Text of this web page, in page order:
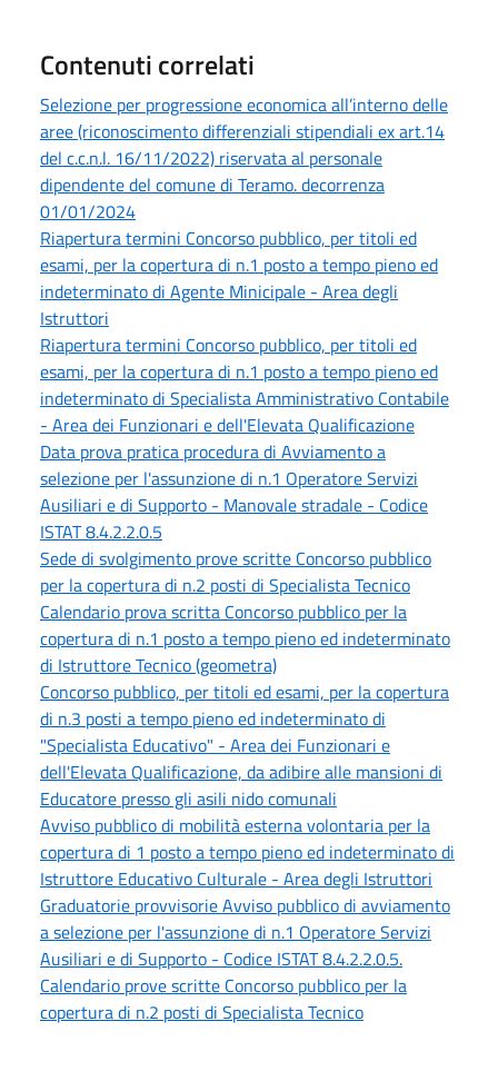
Contenuti correlati
Selezione per progressione economica all’interno delle
aree (riconoscimento differenziali stipendiali ex art.14
del c.c.n.l. 16/11/2022) riservata al personale
dipendente del comune di Teramo. decorrenza
01/01/2024
Riapertura termini Concorso pubblico, per titoli ed
esami, per la copertura di n.1 posto a tempo pieno ed
indeterminato di Agente Minicipale - Area degli
Istruttori
Riapertura termini Concorso pubblico, per titoli ed
esami, per la copertura di n.1 posto a tempo pieno ed
indeterminato di Specialista Amministrativo Contabile
- Area dei Funzionari e dell'Elevata Qualificazione
Data prova pratica procedura di Avviamento a
selezione per l'assunzione di n.1 Operatore Servizi
Ausiliari e di Supporto - Manovale stradale - Codice
ISTAT 8.4.2.2.0.5
Sede di svolgimento prove scritte Concorso pubblico
per la copertura di n.2 posti di Specialista Tecnico
Calendario prova scritta Concorso pubblico per la
copertura di n.1 posto a tempo pieno ed indeterminato
di Istruttore Tecnico (geometra)
Concorso pubblico, per titoli ed esami, per la copertura
di n.3 posti a tempo pieno ed indeterminato di
"Specialista Educativo" - Area dei Funzionari e
dell'Elevata Qualificazione, da adibire alle mansioni di
Educatore presso gli asili nido comunali
Avviso pubblico di mobilità esterna volontaria per la
copertura di 1 posto a tempo pieno ed indeterminato di
Istruttore Educativo Culturale - Area degli Istruttori
Graduatorie provvisorie Avviso pubblico di avviamento
a selezione per l'assunzione di n.1 Operatore Servizi
Ausiliari e di Supporto - Codice ISTAT 8.4.2.2.0.5.
Calendario prove scritte Concorso pubblico per la
copertura di n.2 posti di Specialista Tecnico